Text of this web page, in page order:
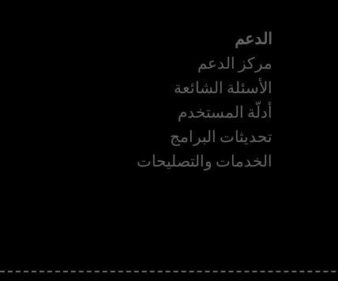
الدعم
مركز الدعم
الأسئلة الشائعة
أدلّة المستخدم
تحديثات البرامج
الخدمات والتصليحات